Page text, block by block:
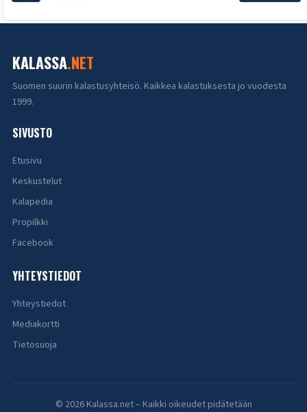
KALASSA.NET
Suomen suurin kalastusyhteisö. Kaikkea kalastuksesta jo vuodesta
1999.
SIVUSTO
Etusivu
Keskustelut
Kalapedia
Propilkki
Facebook
YHTEYSTIEDOT
Yhteystiedot
Mediakortti
Tietosuoja
© 2026 Kalassa.net – Kaikki oikeudet pidätetään